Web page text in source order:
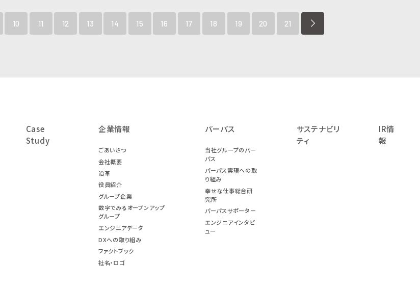
10 11 12 13 14 15 16 17 18 19 20 21
Case
Study
企業情報
ごあいさつ
会社概要
沿革
役員紹介
グループ企業
数字でみるオープンアップ
グループ
エンジニアデータ
DXへの取り組み
ファクトブック
社名・ロゴ
パーパス
当社グループのパー
パス
パーパス実現への取
り組み
幸せな仕事総合研
究所
パーパスサポーター
エンジニアインタビ
ュー
サステナビリ
ティ
IR情
報